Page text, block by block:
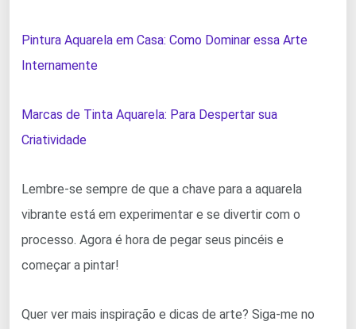
Pintura Aquarela em Casa: Como Dominar essa Arte
Internamente
Marcas de Tinta Aquarela: Para Despertar sua
Criatividade
Lembre-se sempre de que a chave para a aquarela
vibrante está em experimentar e se divertir com o
processo. Agora é hora de pegar seus pincéis e
começar a pintar!
Quer ver mais inspiração e dicas de arte? Siga-me no